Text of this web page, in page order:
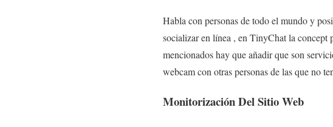
Habla con personas de todo el mundo y
socializar en línea , en TinyChat la concept
mencionados hay que añadir que son
webcam con otras personas de las que no
Monitorización Del Sitio Web